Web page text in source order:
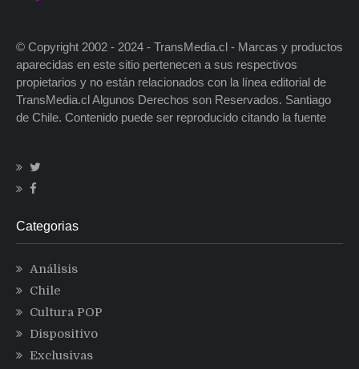
© Copyright 2002 - 2024 - TransMedia.cl - Marcas y productos
aparecidas en este sitio pertenecen a sus respectivos
propietarios y no están relacionados con la línea editorial de
TransMedia.cl Algunos Derechos son Reservados. Santiago
de Chile. Contenido puede ser reproducido citando la fuente
Categorias
Análisis
Chile
Cultura POP
Dispositivo
Exclusivas